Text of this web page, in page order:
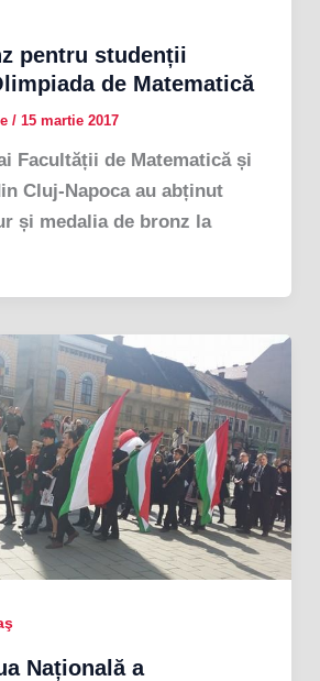
pentru studenții
de Matematică
/ 15 martie 2017
Facultății de Matematică și
Cluj-Napoca au abținut
și medalia de bronz la
Națională a